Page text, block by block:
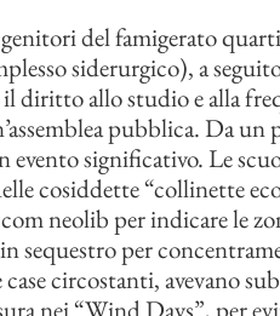
del famigerato
siderurgico), a
diritto allo studio e alla
pubblica. Da
evento significativo. Le
cosiddette “collinette
neolib per indicare le
sequestro per
circostanti, avevano
nei “Wind Days”, per